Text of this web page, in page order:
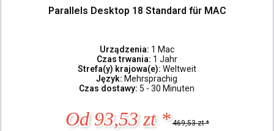
Parallels Desktop 18 Standard für MAC
Urządzenia: 1 Mac
Czas trwania: 1 Jahr
Strefa(y) krajowa(e): Weltweit
Język: Mehrsprachig
Czas dostawy: 5 - 30 Minuten
Od 93,53 zt * 469,53 zt *